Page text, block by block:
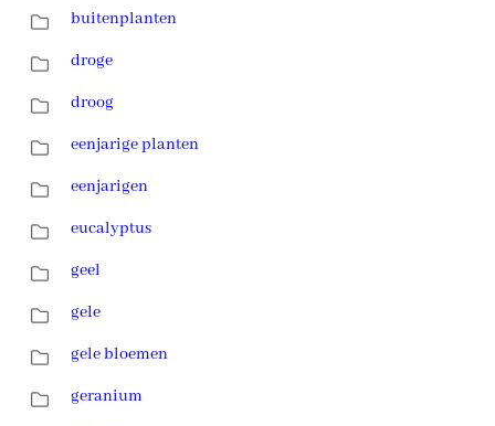
buitenplanten
droge
droog
eenjarige planten
eenjarigen
eucalyptus
geel
gele
gele bloemen
geranium